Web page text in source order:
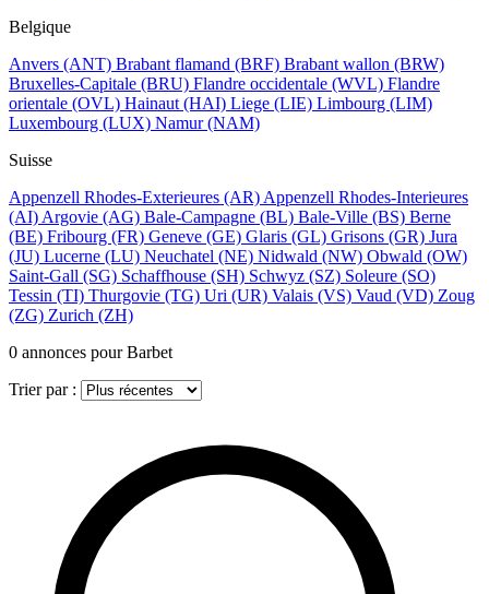
Belgique
Anvers (ANT) Brabant flamand (BRF) Brabant wallon (BRW)
Bruxelles-Capitale (BRU) Flandre occidentale (WVL) Flandre
orientale (OVL) Hainaut (HAI) Liege (LIE) Limbourg (LIM)
Luxembourg (LUX) Namur(NAM)
Suisse
Appenzell Rhodes-Exterieures (AR) Appenzell Rhodes-Interieures
(AI) Argovie (AG) Bale-Campagne (BL) Bale-Ville (BS) Berne
(BE) Fribourg (FR) Geneve (GE) Glaris (GL) Grisons (GR) Jura
(JU) Lucerne (LU) Neuchatel (NE) Nidwald (NW) Obwald (OW)
Saint-Gall (SG) Schaffhouse (SH) Schwyz (SZ) Soleure (SO)
Tessin (TI) Thurgovie (TG) Uri (UR) Valais (VS) Vaud (VD) Zoug
(ZG) Zurich (ZH)
0 annonces pour Barbet
Trier par :